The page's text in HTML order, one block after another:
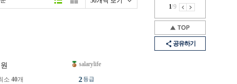
1/9
공유하기
원
소 40개
salarylife
2등급